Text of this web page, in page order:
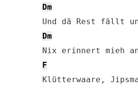
Dm
Dm
F
Klütterwaare,